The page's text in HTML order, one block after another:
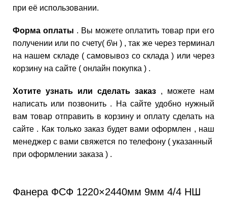
при её использовании.
Форма оплаты . Вы можете оплатить товар при его
получении или по счету( б\н ) , так же через терминал
на нашем складе ( самовывоз со склада ) или через
корзину на сайте ( онлайн покупка ) .
Хотите узнать или сделать заказ , можете нам
написать или позвонить . На сайте удобно нужный
вам товар отправить в корзину и оплату сделать на
сайте . Как только заказ будет вами оформлен , наш
менеджер с вами свяжется по телефону ( указанный
при оформлении заказа ) .
Фанера ФСФ 1220×2440мм 9мм 4/4 НШ